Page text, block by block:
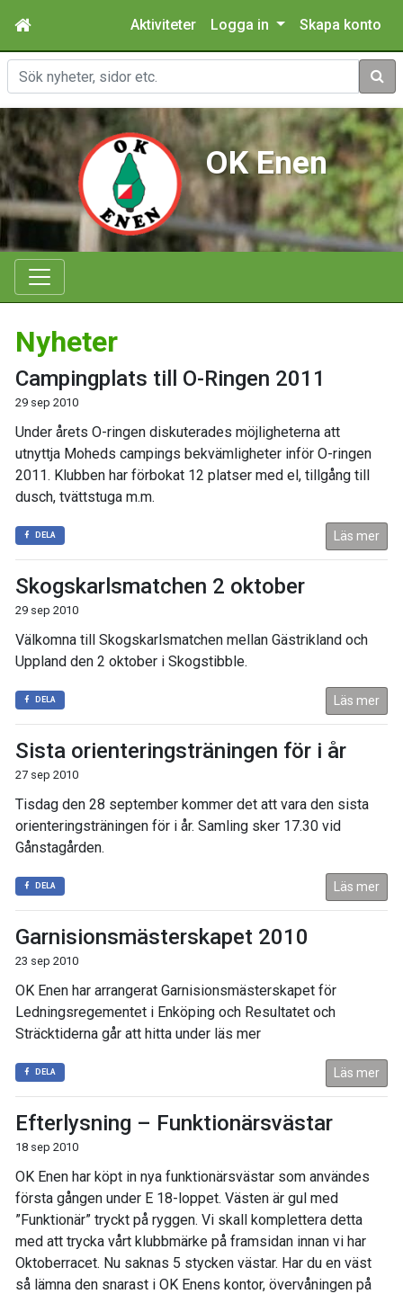
Aktiviteter Logga in Skapa konto
Sök
OK Enen
Nyheter
Campingplats till O-Ringen 2011
29 sep 2010
Under årets O-ringen diskuterades möjligheterna att
utnyttja Moheds campings bekvämligheter inför O-ringen
2011. Klubben har förbokat 12 platser med el, tillgång till
dusch, tvättstuga m.m.
DELA Läs mer
Skogskarlsmatchen 2 oktober
29 sep 2010
Välkomna till Skogskarlsmatchen mellan Gästrikland och
Uppland den 2 oktober i Skogstibble.
DELA Läs mer
Sista orienteringsträningen för i år
27 sep 2010
Tisdag den 28 september kommer det att vara den sista
orienteringsträningen för i år. Samling sker 17.30 vid
Gånstagården.
DELA Läs mer
Garnisionsmästerskapet 2010
23 sep 2010
OK Enen har arrangerat Garnisionsmästerskapet för
Ledningsregementet i Enköping och Resultatet och
Sträcktiderna går att hitta under läs mer
DELA Läs mer
Efterlysning – Funktionärsvästar
18 sep 2010
OK Enen har köpt in nya funktionärsvästar som användes
första gången under E 18-loppet. Västen är gul med
”Funktionär” tryckt på ryggen. Vi skall komplettera detta
med att trycka vårt klubbmärke på framsidan innan vi har
Oktoberracet. Nu saknas 5 stycken västar. Har du en väst
så lämna den snarast i OK Enens kontor, övervåningen på